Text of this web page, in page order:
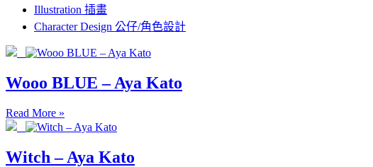
Illustration 插畫
Character Design 公仔/角色設計
Wooo BLUE – Aya Kato
Read More »
Witch – Aya Kato